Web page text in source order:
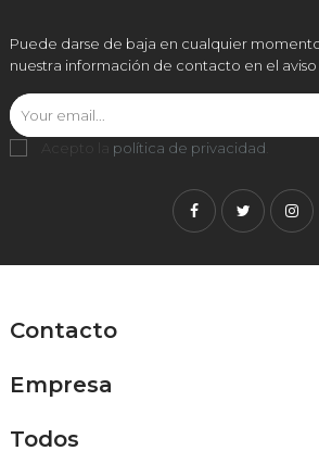
Puede darse de baja en cualquier
nuestra información de contacto en el aviso
Acepto la política de privacidad
FacebookTwitter
Contacto
Empresa
Todos